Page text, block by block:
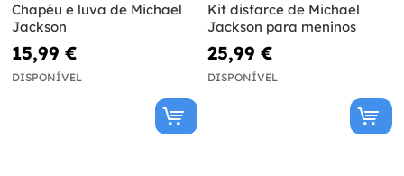
Chapéu e luva de Michael
Jackson
15,99 €
DISPONÍVEL
Kit disfarce de Michael
Jackson para meninos
25,99 €
DISPONÍVEL